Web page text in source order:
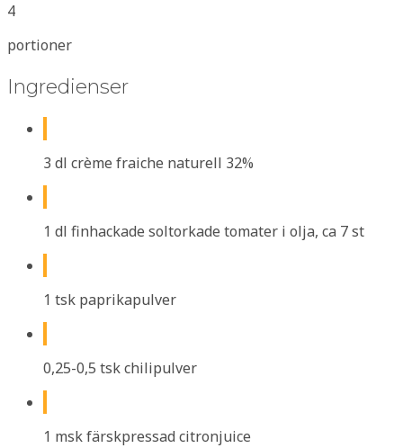
4
portioner
Ingredienser
3 dl crème fraiche naturell 32%
1 dl finhackade soltorkade tomater i olja, ca 7 st
1 tsk paprikapulver
0,25-0,5 tsk chilipulver
1 msk färskpressad citronjuice